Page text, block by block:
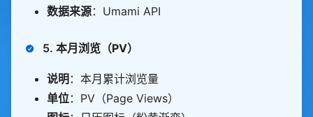
数据来源：Umami API
5. 本月浏览（PV）
说明 ：本月累计浏览量
单位：PV（Page Views）